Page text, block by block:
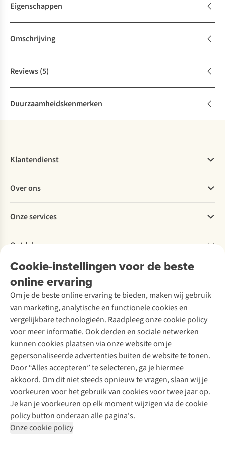
Eigenschappen
Omschrijving
Reviews(5)
Duurzaamheidskenmerken
Cookie-instellingen voor de beste
online ervaring
Om je de beste online ervaring te bieden, maken wij gebruik
van marketing, analytische en functionele cookies en
vergelijkbare technologieën. Raadpleeg onze cookie policy
voor meer informatie. Ook derden en sociale netwerken
kunnen cookies plaatsen via onze website om je
gepersonaliseerde advertenties buiten de website te tonen.
Door “Alles accepteren” te selecteren, ga je hiermee
akkoord. Om dit niet steeds opnieuw te vragen, slaan wij je
voorkeuren voor het gebruik van cookies voor twee jaar op.
Je kan je voorkeuren op elk moment wijzigen via de cookie
policy button onderaan alle pagina's.
Onze cookie policy
Klantendienst
Bestellen
Betalen
Levering
Retourneren
Bestelling herroepen
Garantie
Contact
Over ons
Explore More
Verantwoord ondernemen
Over Ayacucho
Onze winkels
Over A.S.Adventure
Toegankelijkheidsverklaring
Onze services
Ski-onderhoud
Wasservice
Schoenonderhoud
Schoenherstelling
Kledingherstelling
Retouches
Voor bedrijven
Ontdek
A.S.Magazine
Podcast
Explore Academy
Explore Camp
Gear Check
Inspiratie & advies
Meld je aan voor de nieuwsbrief
Follow us
Disclaimer Privacy Policy
Algemene voorwaarden
Cookie Policy